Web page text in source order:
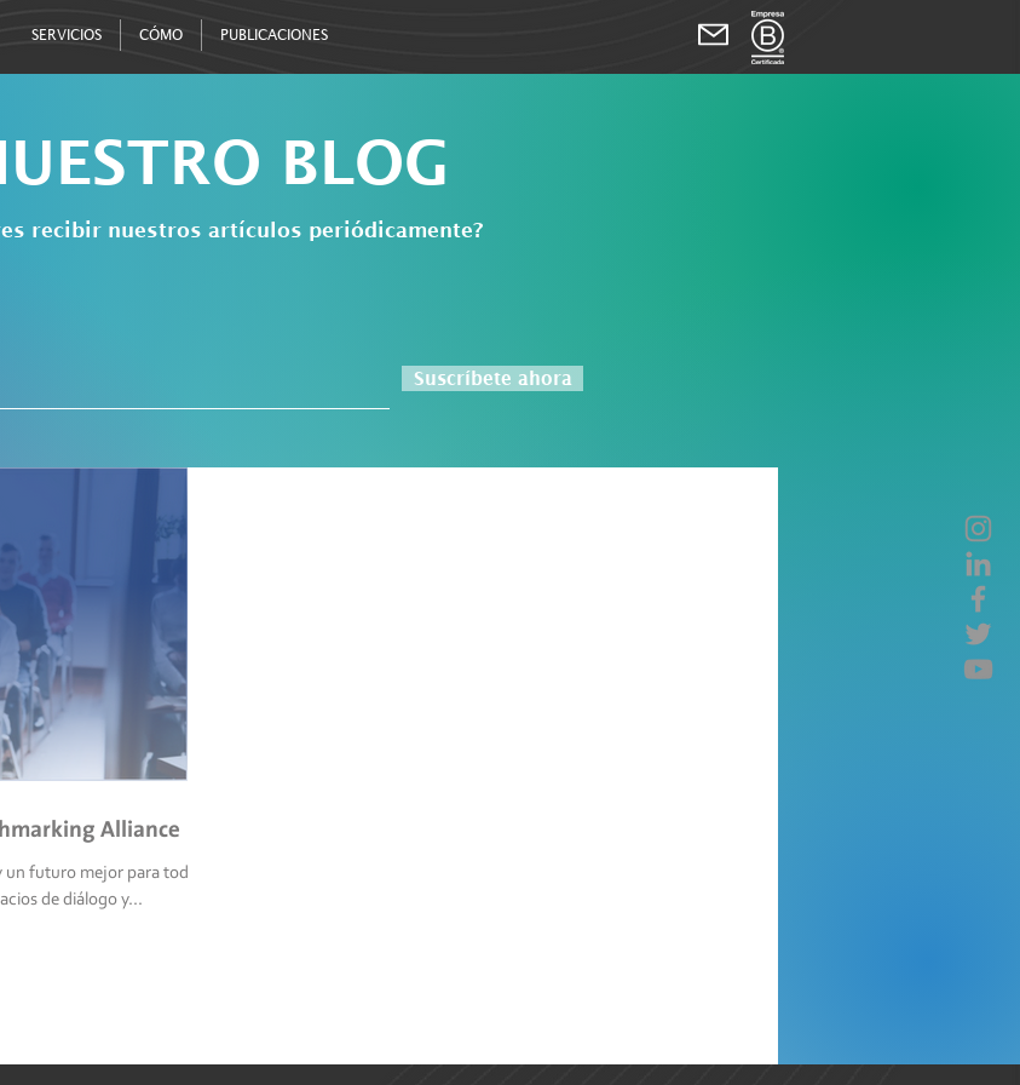
SERVICIOS CÓMO PUBLICACIONES
BLOG
recibir nuestros artículos periódicamente?
Suscríbete ahora
Alliance
futuro mejor para todos?
de diálogo y...